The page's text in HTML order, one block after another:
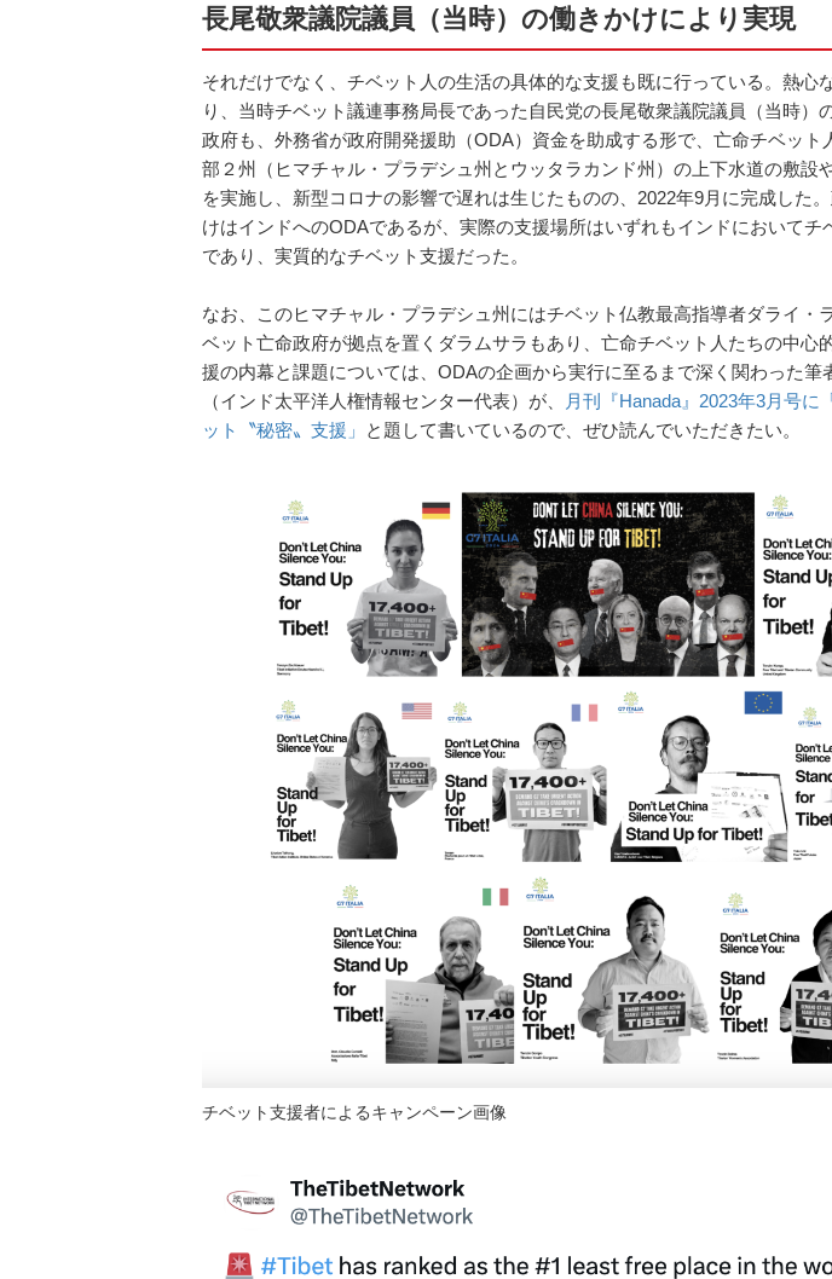
長尾敬衆議院議員（当時）の働きかけにより実現
それだけでなく、チベット人の生活の具体的な支援も既に行っている。熱心
り、当時チベット議連事務局長であった自民党の長尾敬衆議院議員（当時）
政府も、外務省が政府開発援助（ODA）資金を助成する形で、亡命チベット
部２州（ヒマチャル・プラデシュ州とウッタラカンド州）の上下水道の敷設
を実施し、新型コロナの影響で遅れは生じたものの、2022年9月に完成した
けはインドへのODAであるが、実際の支援場所はいずれもインドにおいてチ
であり、実質的なチベット支援だった。
なお、このヒマチャル・プラデシュ州にはチベット仏教最高指導者ダライ・
ベット亡命政府が拠点を置くダラムサラもあり、亡命チベット人たちの中心
援の内幕と課題については、ODAの企画から実行に至るまで深く関わった筆
（インド太平洋人権情報センター代表）が、
月刊『Hanada』2023年3月号に
ット〝秘密〟支援」
と題して書いているので、ぜひ読んでいただきたい。
チベット支援者によるキャンペーン画像